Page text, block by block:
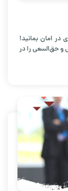
در امان بمانید!
و حق‌السعی را در